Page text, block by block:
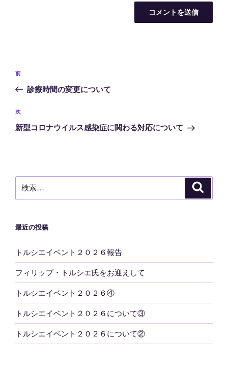
投
ビ
ゲ
ン
前
の
稿
前
診療時間の変更について
次
の
次
新型コロナウイルス感染症に関わる対応について
索:
最近の投稿
トルシエイベント２０２６報告
フィリップ・トルシエ氏をお迎えして
トルシエイベント２０２６④
トルシエイベント２０２６について③
トルシエイベント２０２６について②